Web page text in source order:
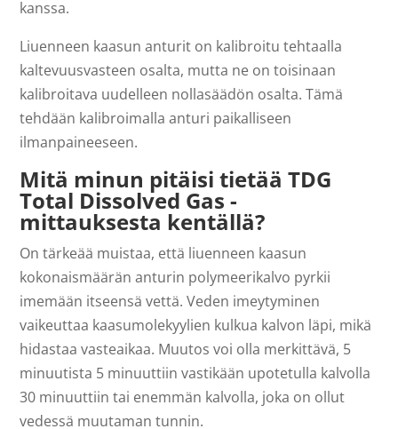
kanssa.
Liuenneen kaasun anturit on kalibroitu tehtaalla
kaltevuusvasteen osalta, mutta ne on toisinaan
kalibroitava uudelleen nollasäädön osalta. Tämä
tehdään kalibroimalla anturi paikalliseen
ilmanpaineeseen.
Mitä minun pitäisi tietää TDG
Total Dissolved Gas -
mittauksesta kentällä?
On tärkeää muistaa, että liuenneen kaasun
kokonaismäärän anturin polymeerikalvo pyrkii
imemään itseensä vettä. Veden imeytyminen
vaikeuttaa kaasumolekyylien kulkua kalvon läpi, mikä
hidastaa vasteaikaa. Muutos voi olla merkittävä, 5
minuutista 5 minuuttiin vastikään upotetulla kalvolla
30 minuuttiin tai enemmän kalvolla, joka on ollut
vedessä muutaman tunnin.